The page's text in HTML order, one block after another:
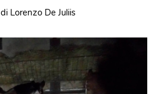
di Lorenzo De Juliis